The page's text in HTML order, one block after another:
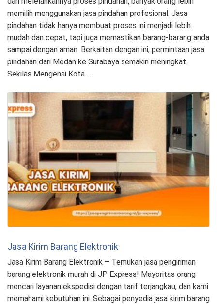
memilih menggunakan jasa pindahan profesional. Jasa
pindahan tidak hanya membuat proses ini menjadi lebih
mudah dan cepat, tapi juga memastikan barang-barang anda
sampai dengan aman. Berkaitan dengan ini, permintaan jasa
pindahan dari Medan ke Surabaya semakin meningkat.
Sekilas Mengenai Kota …
Jasa Kirim Barang Elektronik
Jasa Kirim Barang Elektronik – Temukan jasa pengiriman
barang elektronik murah di JP Express! Mayoritas orang
mencari layanan ekspedisi dengan tarif terjangkau, dan kami
memahami kebutuhan ini. Sebagai penyedia jasa kirim barang